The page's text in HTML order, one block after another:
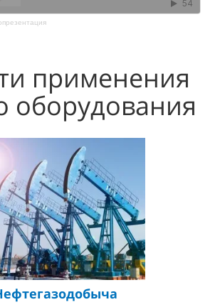
применения
оборудования